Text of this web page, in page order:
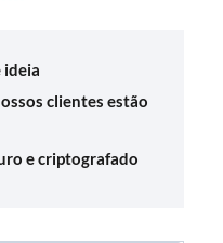
ideia
clientes estão
e criptografado